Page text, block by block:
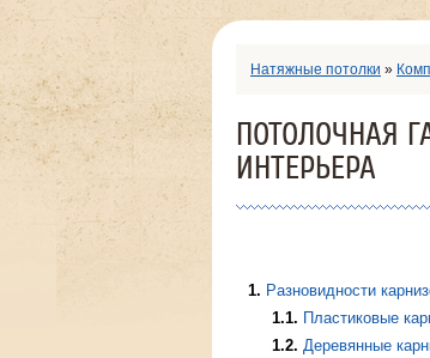
Натяжные потолки »
ПОТОЛОЧНАЯ
ИНТЕРЬЕРА
1
Разновидности
1.1
Пластиковые
1.2 Деревянные